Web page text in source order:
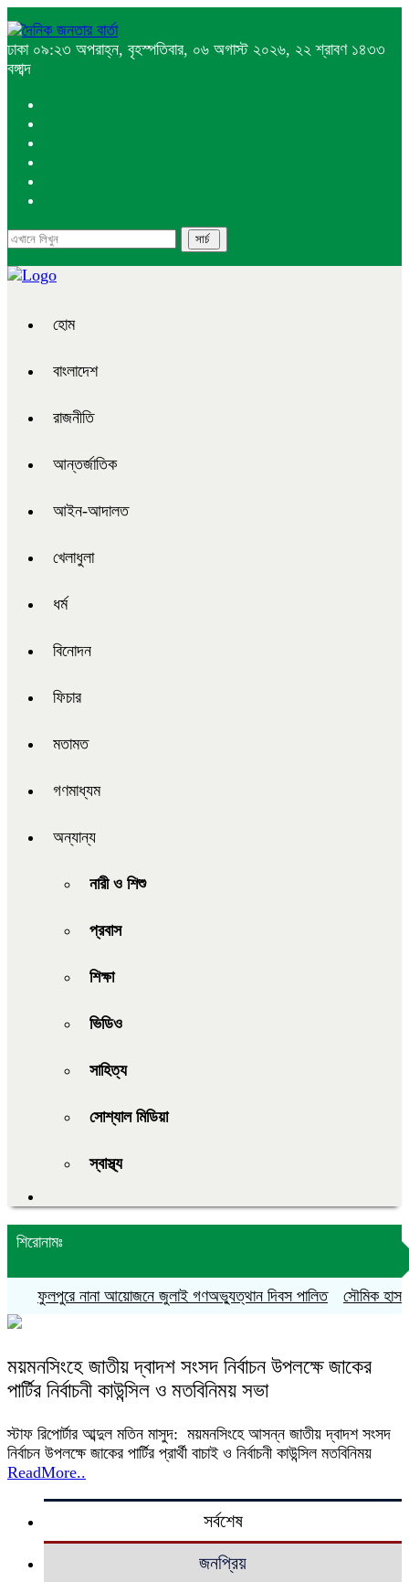
ঢাকা ০৯:২৩ অপরাহ্ন, বৃহস্পতিবার, ০৬ অগাস্ট ২০২৬, ২২ শ্রাবণ ১৪৩৩
বঙ্গাব্দ
হোম
বাংলাদেশ
রাজনীতি
আন্তর্জাতিক
আইন-আদালত
খেলাধুলা
ধর্ম
বিনোদন
ফিচার
মতামত
গণমাধ্যম
অন্যান্য
নারী ও শিশু
প্রবাস
শিক্ষা
ভিডিও
সাহিত্য
সোশ্যাল মিডিয়া
স্বাস্থ্য
শিরোনামঃ
ফুলপুরে নানা আয়োজনে জুলাই গণঅভ্যুত্থান দিবস পালিত সৌমিক
ময়মনসিংহে জাতীয় দ্বাদশ সংসদ নির্বাচন উপলক্ষে জাকের
পার্টির নির্বাচনী কাউন্সিল ও মতবিনিময় সভা
স্টাফ রিপোর্টার আব্দুল মতিন মাসুদ: ময়মনসিংহে আসন্ন জাতীয় দ্বাদশ সংসদ
নির্বাচন উপলক্ষে জাকের পার্টির প্রার্থী বাচাই ও নির্বাচনী কাউন্সিল মতবিনিময়
ReadMore..
সর্বশেষ
জনপ্রিয়